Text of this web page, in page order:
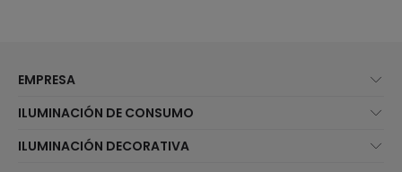
EMPRESA
Atención al cliente
Métodos de envío
ILUMINACIÓN DE CONSUMO
Marcas
ILUMINACIÓN DECORATIVA